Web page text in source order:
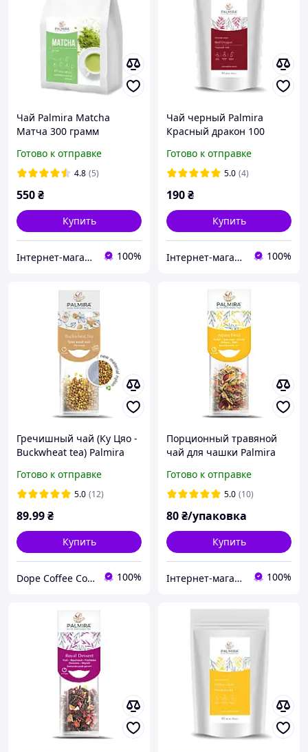
Чай Palmira Matcha
Матча 300 грамм
Готово к отправке
4.8 (5)
550₴
Купить
Інтернет-магазин Kava-e 100%
Чай черный Palmira
Красный дракон 100
Готово к отправке
5.0 (4)
190₴
Купить
Інтернет-магазин Kava-e 100%
Гречишный чай (Ку Цяо -
Buckwheat tea) Palmira
Готово к отправке
5.0 (12)
89.99₴
Купить
Dope Coffee Company (Кавова компанія ДОУП) 100%
Порционный травяной
чай для чашки Palmira
Field
Готово к отправке
5.0 (10)
80₴/упаковка
Купить
Інтернет-магазин Kava-e 100%